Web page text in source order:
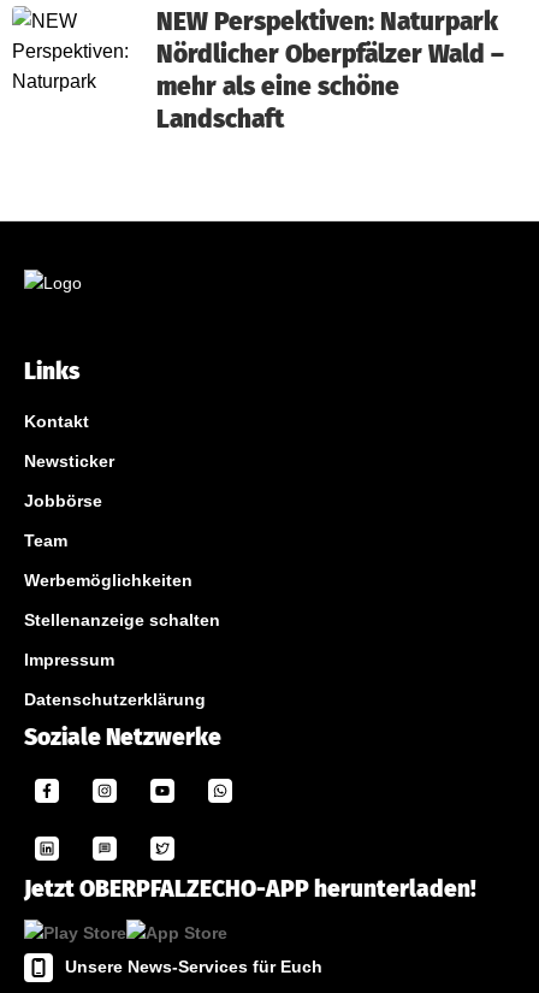
NEW Perspektiven: Naturpark
Nördlicher Oberpfälzer Wald –
mehr als eine schöne
Landschaft
Links
Kontakt
Newsticker
Jobbörse
Team
Werbemöglichkeiten
Stellenanzeige schalten
Impressum
Datenschutzerklärung
Soziale Netzwerke
Jetzt OBERPFALZECHO-APP herunterladen!
Unsere News-Services für Euch